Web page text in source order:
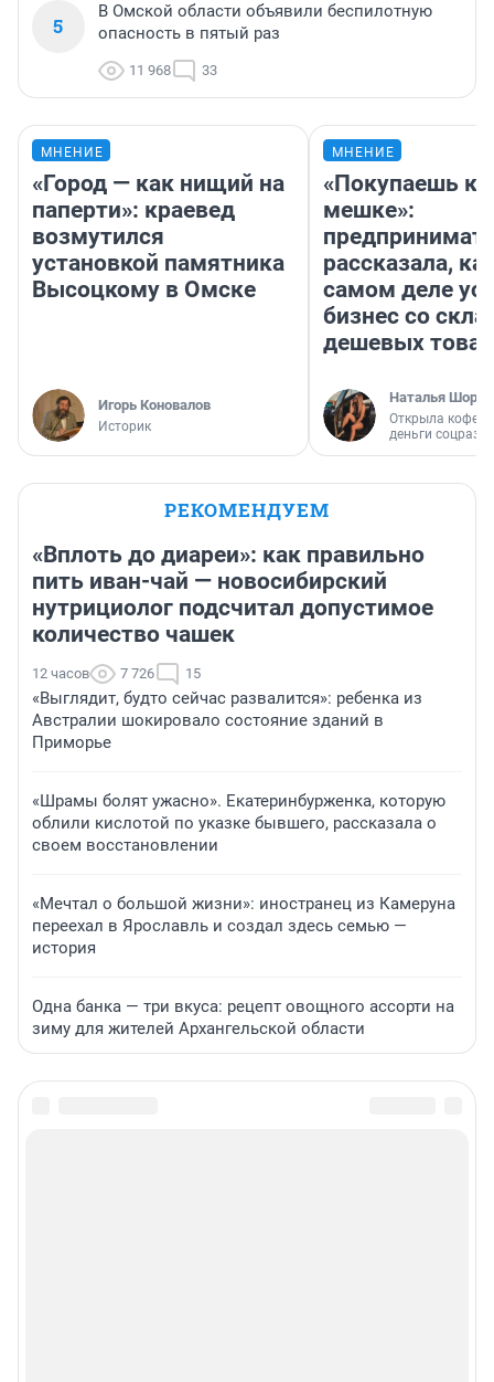
5
В Омской области объявили беспилотную
опасность в пятый раз
11 968 33
МНЕНИЕ
«Город — как нищий на
паперти»: краевед
возмутился
установкой памятника
Высоцкому в Омске
Игорь Коновалов
Историк
МНЕНИЕ
«Покупаешь
мешке»:
рассказала,
самом деле
бизнес со
дешевых
Наталья
Открыла
деньги
РЕКОМЕНДУЕМ
«Вплоть до диареи»: как правильно
пить иван-чай — новосибирский
нутрициолог подсчитал допустимое
количество чашек
12 часов 7 726 15
«Выглядит, будто сейчас развалится»: ребенка из
Австралии шокировало состояние зданий в
Приморье
«Шрамы болят ужасно». Екатеринбурженка, которую
облили кислотой по указке бывшего, рассказала о
своем восстановлении
«Мечтал о большой жизни»: иностранец из Камеруна
переехал в Ярославль и создал здесь семью —
история
Одна банка — три вкуса: рецепт овощного ассорти на
зиму для жителей Архангельской области